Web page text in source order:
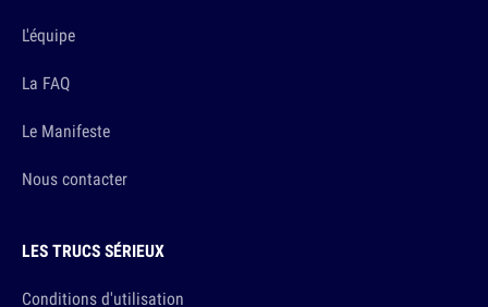
L'équipe
La FAQ
Le Manifeste
Nous contacter
LES TRUCS SÉRIEUX
Conditions d'utilisation